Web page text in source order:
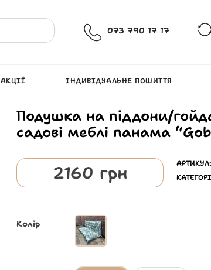
073 790 17 17
АКЦІЇ ІНДИВІДУАЛЬНЕ ПОШИТТЯ
Подушка на піддони/
садові меблі панама
2160 грн АРТИКУЛ:
Колір